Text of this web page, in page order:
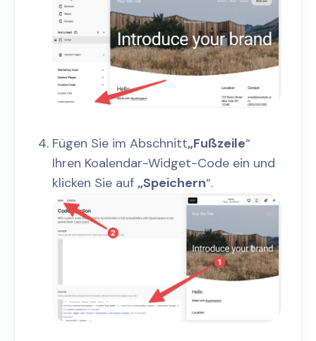
Fügen Sie im Abschnitt„Fußzeile“
Ihren Koalendar-Widget-Code ein und
klicken Sie auf „Speichern“.